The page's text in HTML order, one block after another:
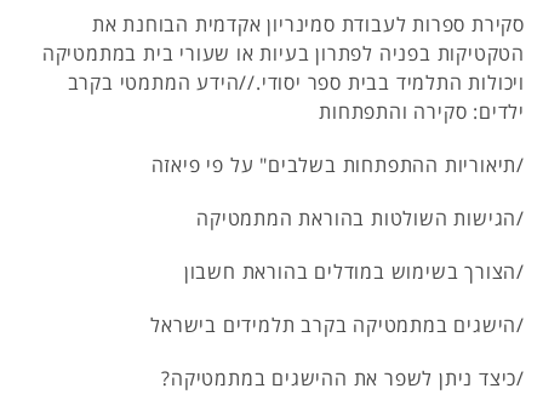
סקירת ספרות לעבודת סמינריון אקדמית הבוחנת את
הטקטיקות בפניה לפתרון בעיות או שעורי בית במתמטיקה
ויכולות התלמיד בבית ספר יסודי.//הידע המתמטי בקרב
ילדים: סקירה והתפתחות
/תיאוריות ההתפתחות בשלבים" על פי פיאזה
/הגישות השולטות בהוראת המתמטיקה
/הצורך בשימוש במודלים בהוראת חשבון
/הישגים במתמטיקה בקרב תלמידים בישראל
/כיצד ניתן לשפר את ההישגים במתמטיקה?